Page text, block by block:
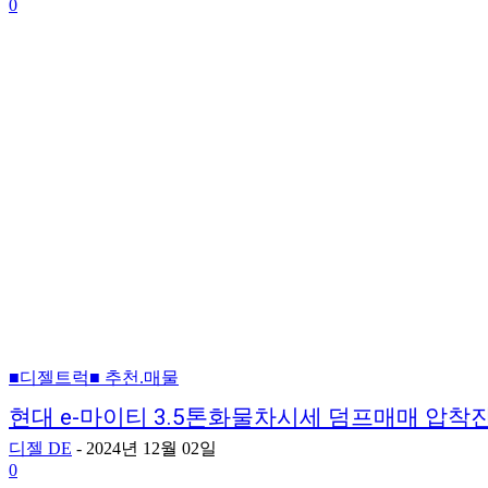
0
■디젤트럭■ 추천.매물
현대 e-마이티 3.5톤화물차시세 덤프매매 압착
디젤 DE - 2024년 12월 02일
0